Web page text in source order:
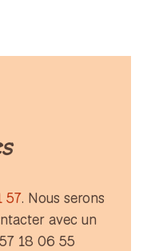
57. Nous serons
avec un
18 06 55